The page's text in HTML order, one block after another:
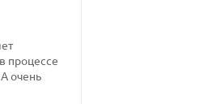
процессе
очень